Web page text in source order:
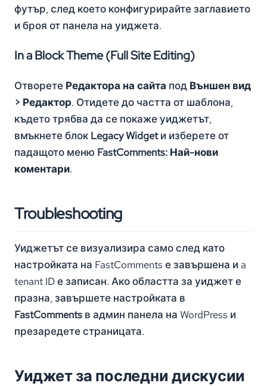
футър, след което конфигурирайте заглавието
и броя от панела на уиджета.
In a Block Theme (Full Site Editing)
Отворете Редактора на сайта под Външен вид
> Редактор. Отидете до частта от шаблона,
където трябва да се покаже уиджетът,
вмъкнете блок Legacy Widgetи изберете от
падащото меню FastComments: Най-нови
коментари.
Troubleshooting
Уиджетът се визуализира само след като
настройката на FastComments е завършена и a
tenant ID е записан. Ако областта за уиджет е
празна, завършете настройката в
FastComments в админ панела на WordPress и
презаредете страницата.
Уиджет за последни дискусии